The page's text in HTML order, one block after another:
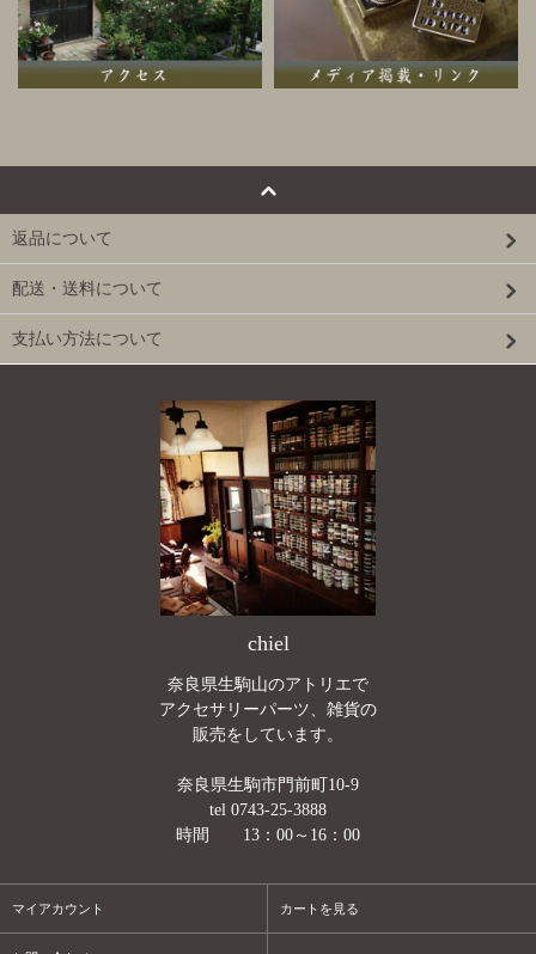
返品について
配送・送料について
支払い方法について
chiel
奈良県生駒山のアトリエで
アクセサリーパーツ、雑貨の
販売をしています。
奈良県生駒市門前町10-9
tel 0743-25-3888
時間 13：00～16：00
マイアカウント カートを見る